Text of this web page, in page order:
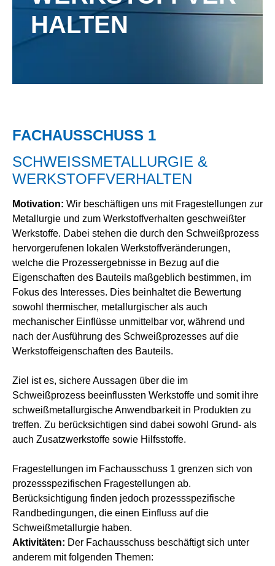
HALTEN
FACHAUSSCHUSS 1
SCHWEISSMETALLURGIE &
WERKSTOFFVERHALTEN
Motivation: Wir beschäftigen uns mit Fragestellungen zur
Metallurgie und zum Werkstoffverhalten geschweißter
Werkstoffe. Dabei stehen die durch den Schweißprozess
hervorgerufenen lokalen Werkstoffveränderungen,
welche die Prozessergebnisse in Bezug auf die
Eigenschaften des Bauteils maßgeblich bestimmen, im
Fokus des Interesses. Dies beinhaltet die Bewertung
sowohl thermischer, metallurgischer als auch
mechanischer Einflüsse unmittelbar vor, während und
nach der Ausführung des Schweißprozesses auf die
Werkstoffeigenschaften des Bauteils.
Ziel ist es, sichere Aussagen über die im
Schweißprozess beeinflussten Werkstoffe und somit ihre
schweißmetallurgische Anwendbarkeit in Produkten zu
treffen. Zu berücksichtigen sind dabei sowohl Grund- als
auch Zusatzwerkstoffe sowie Hilfsstoffe.
Fragestellungen im Fachausschuss 1 grenzen sich von
prozessspezifischen Fragestellungen ab.
Berücksichtigung finden jedoch prozessspezifische
Randbedingungen, die einen Einfluss auf die
Schweißmetallurgie haben.
Aktivitäten: Der Fachausschuss beschäftigt sich unter
anderem mit folgenden Themen: